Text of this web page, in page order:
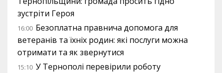
зустріти Героя
16:00 Безоплатна правнича допомога для
ветеранів та їхніх родин: які послуги можна
отримати та як звернутися
15:10 У Тернополі перевірили роботу